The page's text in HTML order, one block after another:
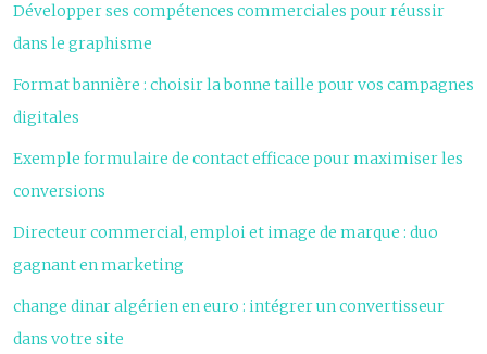
Développer ses compétences commerciales pour réussir
dans le graphisme
Format bannière : choisir la bonne taille pour vos campagnes
digitales
Exemple formulaire de contact efficace pour maximiser les
conversions
Directeur commercial, emploi et image de marque : duo
gagnant en marketing
change dinar algérien en euro : intégrer un convertisseur
dans votre site